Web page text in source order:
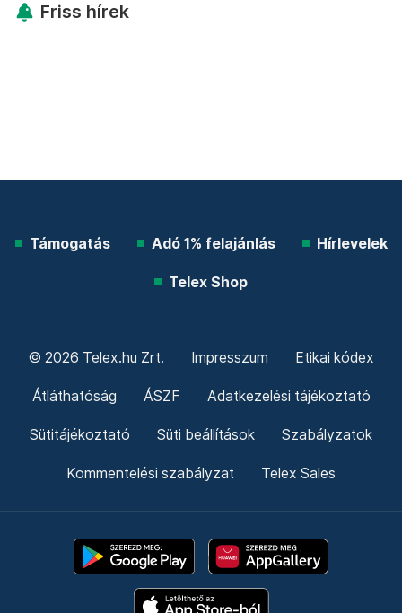
Friss hírek
Támogatás Adó 1% felajánlás Hírlevelek
Telex Shop
© 2026 Telex.hu Zrt. Impresszum Etikai kódex
Átláthatóság ÁSZF Adatkezelési tájékoztató
Sütitájékoztató Süti beállítások Szabályzatok
Kommentelési szabályzat Telex Sales